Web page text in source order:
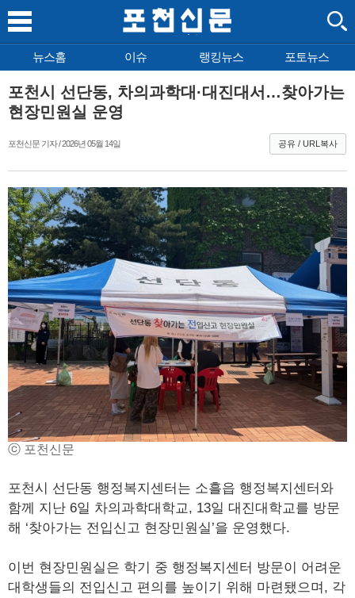
뉴스홈 이슈 랭킹뉴스 포토뉴스
포천시 선단동, 차의과학대·대진대서…찾아가는
현장민원실 운영
포천신문 기자 / 2026년 05월 14일 공유 / URL복사
ⓒ 포천신문
포천시 선단동 행정복지센터는 소흘읍 행정복지센터와
함께 지난 6일 차의과학대학교, 13일 대진대학교를 방문
해 ‘찾아가는 전입신고 현장민원실’을 운영했다.
이번 현장민원실은 학기 중 행정복지센터 방문이 어려운
대학생들의 전입신고 편의를 높이기 위해 마련됐으며, 각